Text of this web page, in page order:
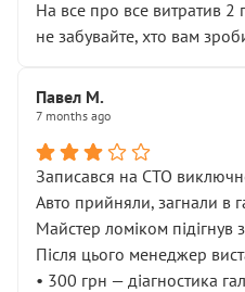
На все про все витратив 2
не забувайте, хто вам
Павел М.
7 months ago
Записався на СТО
Авто прийняли, загнали в
Майстер ломіком підігнув
Після цього менеджер
• 300 грн — діагностика